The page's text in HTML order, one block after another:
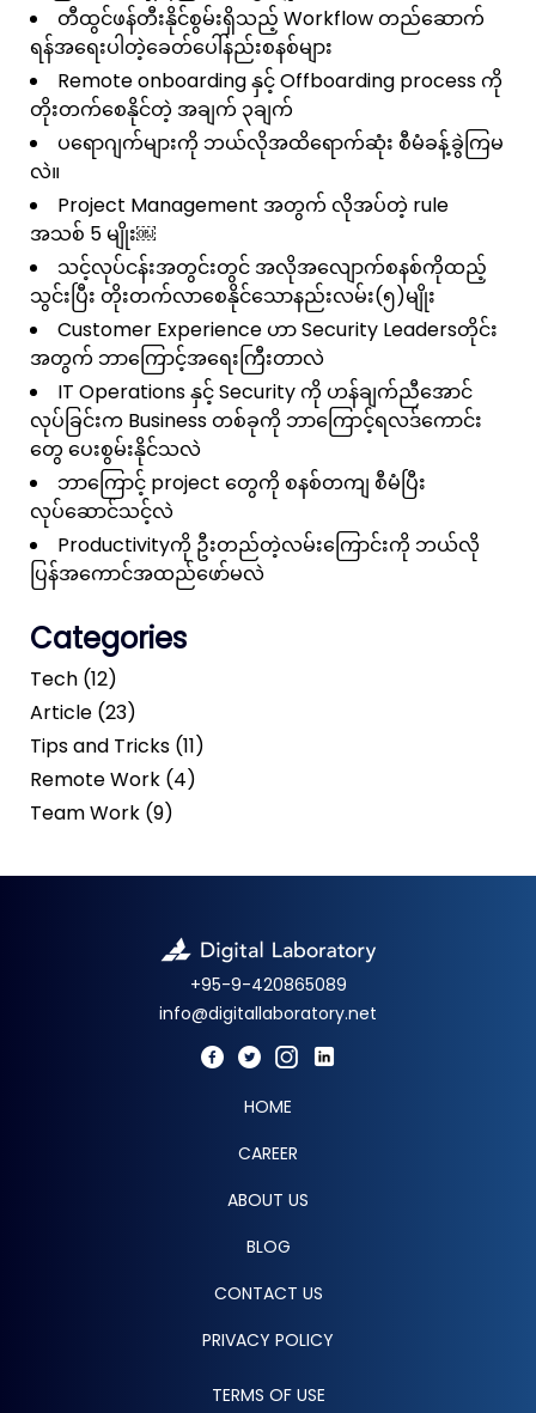
တီထွင်ဖန်တီးနိုင်စွမ်းရှိသည့် Workflow တည်ဆောက်
ရန်အရေးပါတဲ့ခေတ်ပေါ်နည်းစနစ်များ
Remote onboarding နှင့် Offboarding process ကို
တိုးတက်စေနိုင်တဲ့ အချက် ၃ချက်
ပရောဂျက်များကို ဘယ်လိုအထိရောက်ဆုံး စီမံခန့်ခွဲကြမ
လဲ။
Project Management အတွက် လိုအပ်တဲ့ rule
အသစ် 5 မျိုး￼
သင့်လုပ်ငန်းအတွင်းတွင် အလိုအလျောက်စနစ်ကိုထည့်
သွင်းပြီး တိုးတက်လာစေနိုင်သောနည်းလမ်း(၅)မျိုး
Customer Experience ဟာ Security Leadersတိုင်း
အတွက် ဘာကြောင့်အရေးကြီးတာလဲ
IT Operations နှင့် Security ကို ဟန်ချက်ညီအောင်
လုပ်ခြင်းက Business တစ်ခုကို ဘာကြောင့်ရလဒ်ကောင်း
တွေ ပေးစွမ်းနိုင်သလဲ
ဘာကြောင့် project တွေကို စနစ်တကျ စီမံပြီး
လုပ်ဆောင်သင့်လဲ
Productivityကို ဦးတည်တဲ့လမ်းကြောင်းကို ဘယ်လို
ပြန်အကောင်အထည်ဖော်မလဲ
Categories
Tech (12)
Article (23)
Tips and Tricks (11)
Remote Work (4)
Team Work (9)
+95-9-420865089
info@digitallaboratory.net
HOME
CAREER
ABOUT US
BLOG
CONTACT US
PRIVACY POLICY
TERMS OF USE